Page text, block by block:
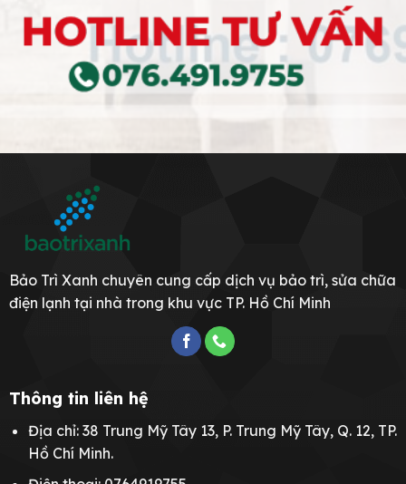
Bảo Trì Xanh chuyên cung cấp dịch vụ bảo trì, sửa chữa
điện lạnh tại nhà trong khu vực TP. Hồ Chí Minh
Thông tin liên hệ
Địa chỉ: 38 Trung Mỹ Tây 13, P. Trung Mỹ Tây, Q. 12, TP.
Hồ Chí Minh.